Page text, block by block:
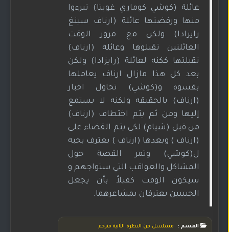
عائلة (كوشي كوماري غوبتا) تبرءوا
منها ورفضتها عائلة (ارناف سينغ
رايزادا) ولكن مع مرور الوقت
العائلتين تقبلوها وعائلة (ارناف)
تقبلتها ككنه لعائلة (رايزادا) ولكن
بعد كل هذا مازال ارناف يعاملها
بقسوه و(كوشي) تحاول اخبار
(ارناف) بالحقيقه ولكنه لا يستمع
إليها ومن ثم يتم اختطاف (ارناف)
من قبل (شيام) لكي يتم القضاء على
(ارناف ) وبعدها (ارناف ) يعترف بحبه
ل(كوشي) وتمر القصة حول
المشاكل والعواقب التي ستواجهم و
سيكون الوقت كفيلاً بأن يجعل
الحبيبين يعترفان بمشاعرهما.
القسم : مسلسل من النظرة الثانية مترجم